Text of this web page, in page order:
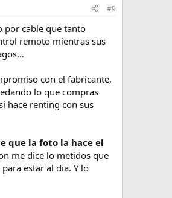
#9
por cable que tanto
remoto mientras sus
con el fabricante,
lo que compras
hace renting con sus
que la foto la hace el
me dice lo metidos que
estar al dia. Y lo